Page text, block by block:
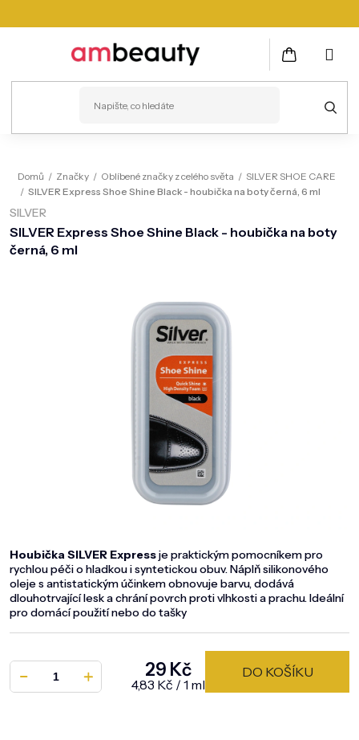
na
NÁKUPNÍ
KOŠÍK
VLASY
ZDRAVÍ
Domů / Značky / Oblíbené značky z celého světa / SILVER SHOE CARE
/ SILVER Express Shoe Shine Black - houbička na boty černá, 6 ml
Houbička SILVER Expressje praktickým pomocníkem pro
rychlou péči o hladkou i syntetickou obuv. Náplň silikonového
oleje s antistatickým účinkem obnovuje barvu, dodává
dlouhotrvající lesk a chrání povrch proti vlhkosti a prachu. Ideální
pro domácí použití nebo do tašky
29 Kč
Měrná cena:
4,83 Kč / 1 ml
DO KOŠÍKU
SILVER Express Shoe Shine Black - houbička na boty
černá, 6 ml
SILVER